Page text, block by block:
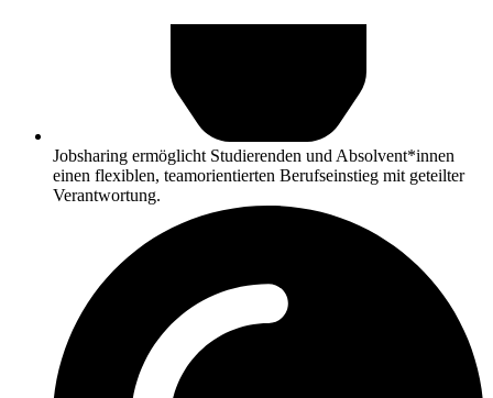
Jobsharing ermöglicht Studierenden und Absolvent*innen
einen flexiblen, teamorientierten Berufseinstieg mit geteilter
Verantwortung.